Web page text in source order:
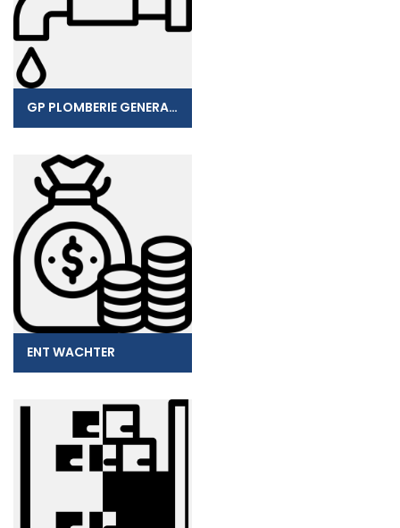
GP PLOMBERIE GENERALE
ENT WACHTER